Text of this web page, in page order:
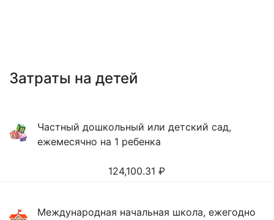
Затраты на детей
Частный дошкольный или детский сад,
ежемесячно на 1 ребенка
124,100.31 ₽
Международная начальная школа, ежегодно